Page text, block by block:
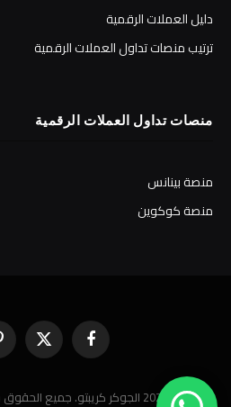
دليل العملات الرقمية
ترتيب منصات تداول العملات الرقمية
منصات تداول العملات الرقمية
منصة بينانس
منصة كوكوين
فيسبوك X
(Twitter)
© 2026 الجوكر كريبتو. جميع الحقوق محفوظة لموقع